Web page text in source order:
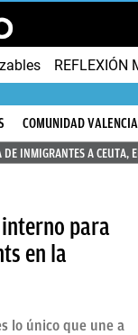
REFLEXIÓN
COMUNIDAD
INMIGRANTES A CEUTA,
para
en la
lo único que une a